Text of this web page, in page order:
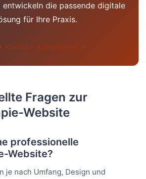
entwickeln die passende digitale
für Ihre Praxis.
Kontakt aufnehmen →
Fragen zur
Website
professionelle
Website?
je nach Umfang, Design und